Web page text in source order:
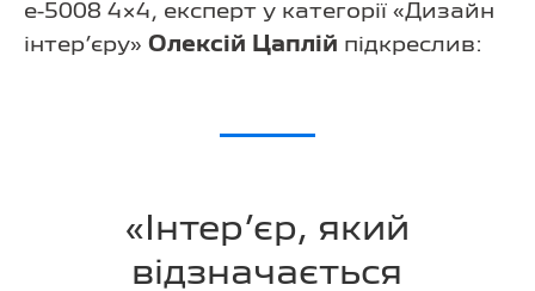
e-5008 4×4, експерт у категорії «Дизайн
інтер’єру» Олексій Цаплій підкреслив:
«Інтер’єр, який
відзначається